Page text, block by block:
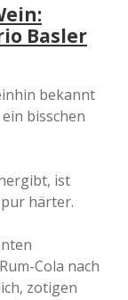
Basler
bekannt
bisschen
ist
härter.
Cola nach
zotigen